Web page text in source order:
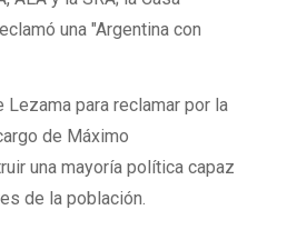
una "Argentina con
para reclamar por la
de Máximo
una mayoría política capaz
de la población.